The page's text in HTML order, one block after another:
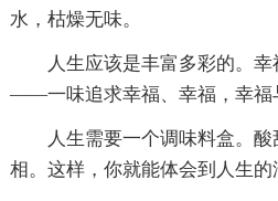
水，枯燥无味。
人生应该是丰富多彩的。
――一味追求幸福、幸福，幸福
人生需要一个调味料盒。
相。这样，你就能体会到人生的